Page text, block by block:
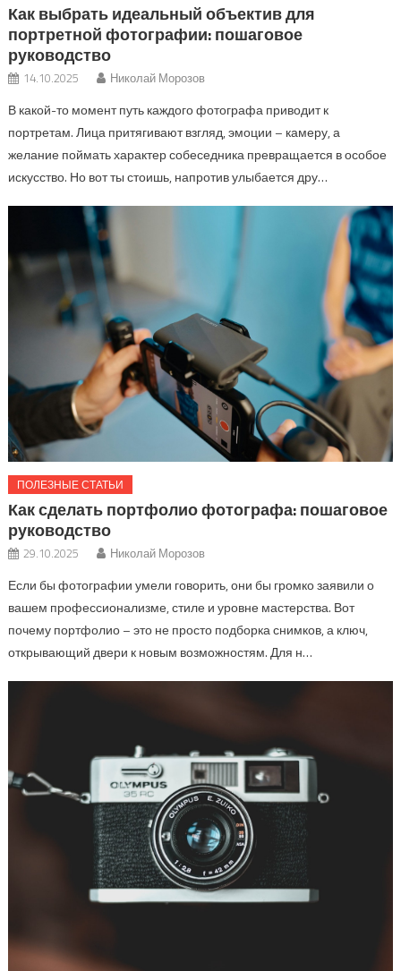
Как выбрать идеальный объектив для
портретной фотографии: пошаговое
руководство
14.10.2025 Николай Морозов
В какой-то момент путь каждого фотографа приводит к
портретам. Лица притягивают взгляд, эмоции – камеру, а
желание поймать характер собеседника превращается в особое
искусство. Но вот ты стоишь, напротив улыбается дру…
ПОЛЕЗНЫЕ СТАТЬИ
Как сделать портфолио фотографа: пошаговое
руководство
29.10.2025 Николай Морозов
Если бы фотографии умели говорить, они бы громко заявили о
вашем профессионализме, стиле и уровне мастерства. Вот
почему портфолио – это не просто подборка снимков, а ключ,
открывающий двери к новым возможностям. Для н…